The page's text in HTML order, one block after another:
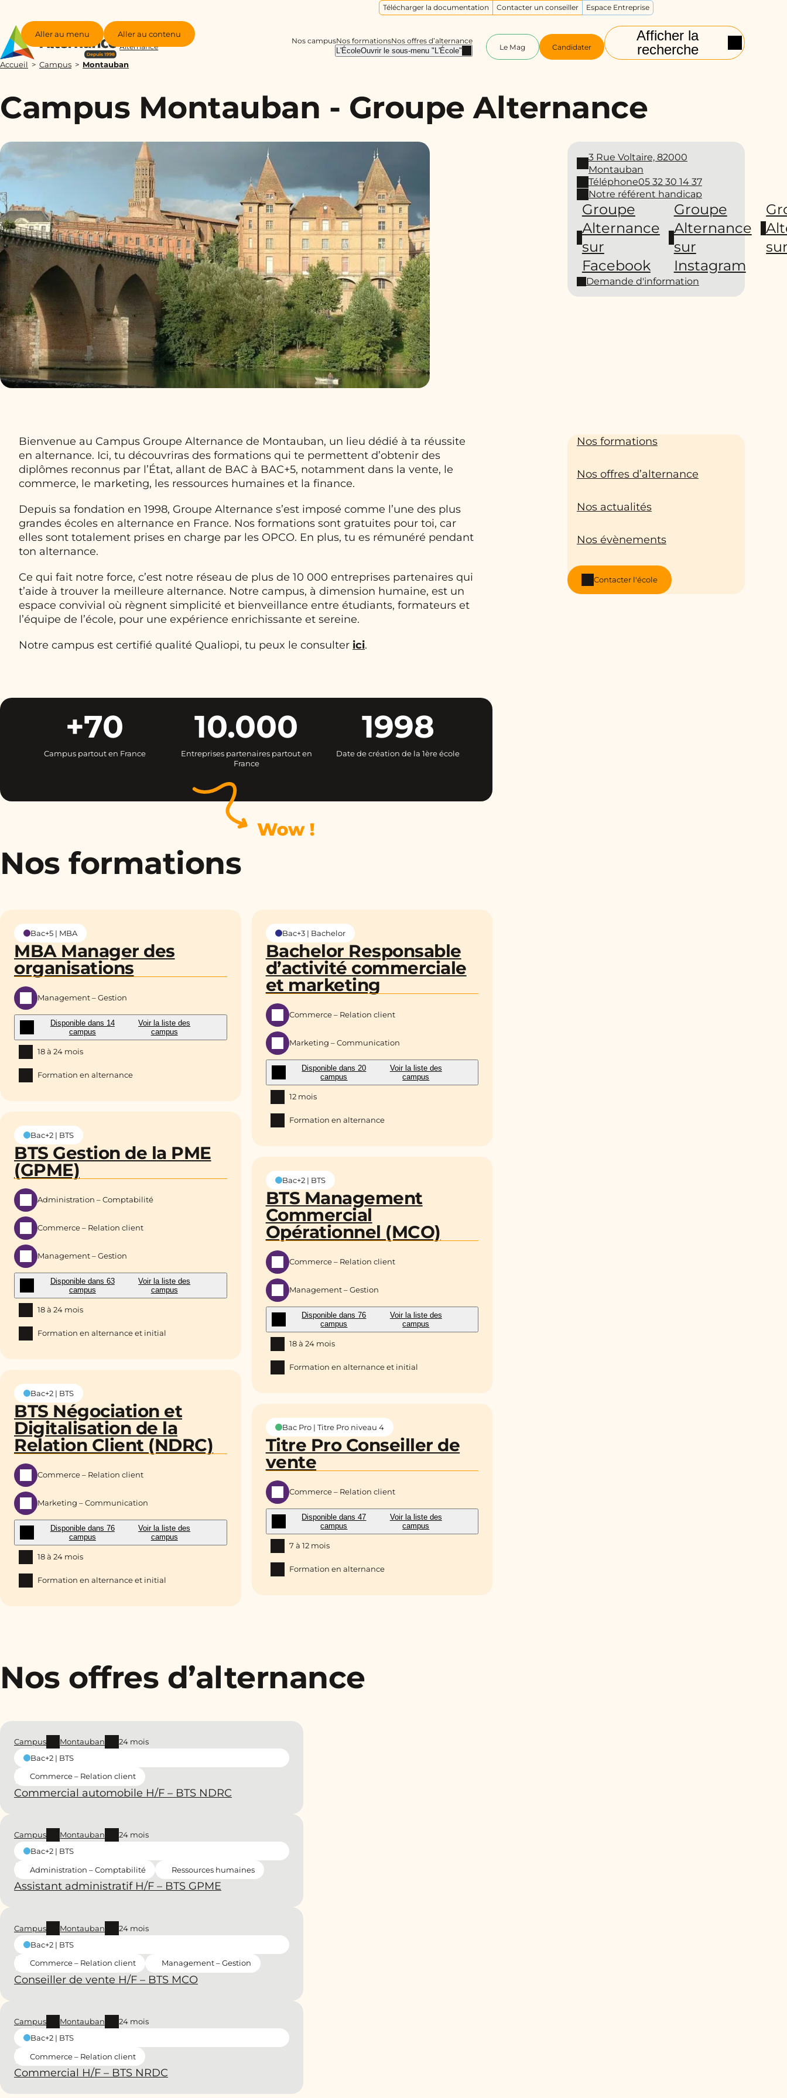
Aller au menu Aller au contenu
Groupe
Alternance
Afficher la
recherche
Nos campusNos formationsNos offres d’alternance
L'ÉcoleOuvrir le sous-menu "L'École" Le Mag Candidater
Télécharger la documentation Contacter un conseiller Espace Entreprise
Accueil Campus Montauban
Campus Montauban - Groupe Alternance
3 Rue Voltaire, 82000
Montauban
Téléphone05 32 30 14 37
Notre référent handicap
Groupe
Alternance
sur
Facebook
Groupe
Alternance
sur
Instagram
Demande d'information
Bienvenue au Campus Groupe Alternance de Montauban, un lieu dédié à ta réussite
en alternance. Ici, tu découvriras des formations qui te permettent d’obtenir des
diplômes reconnus par l’État, allant de BAC à BAC+5, notamment dans la vente, le
commerce, le marketing, les ressources humaines et la finance.
Depuis sa fondation en 1998, Groupe Alternance s’est imposé comme l’une des plus
grandes écoles en alternance en France. Nos formations sont gratuites pour toi, car
elles sont totalement prises en charge par les OPCO. En plus, tu es rémunéré pendant
ton alternance.
Ce qui fait notre force, c’est notre réseau de plus de 10 000 entreprises partenaires qui
t’aide à trouver la meilleure alternance. Notre campus, à dimension humaine, est un
espace convivial où règnent simplicité et bienveillance entre étudiants, formateurs et
l’équipe de l’école, pour une expérience enrichissante et sereine.
Notre campus est certifié qualité Qualiopi, tu peux le consulter ici.
+70
Campus partout en France
10.000
Entreprises partenaires partout en
France
1998
Date de création de la 1ère école
Nos formations
MBA Manager des
organisations
Bac+5 | MBA
Management – Gestion
Disponible dans 14
campus
Voir la liste des
campus
18 à 24 mois
Formation en alternance
Bachelor Responsable
d’activité commerciale
et marketing
Bac+3 | Bachelor
Commerce – Relation client
Marketing – Communication
Disponible dans 20
campus
Voir la liste des
campus
12 mois
Formation en alternance
BTS Gestion de la PME
(GPME)
Bac+2 | BTS
Administration – Comptabilité
Commerce – Relation client
Management – Gestion
Disponible dans 63
campus
Voir la liste des
campus
18 à 24 mois
Formation en alternance et initial
BTS Management
Commercial
Opérationnel (MCO)
Bac+2 | BTS
Commerce – Relation client
Management – Gestion
Disponible dans 76
campus
Voir la liste des
campus
18 à 24 mois
Formation en alternance et initial
BTS Négociation et
Digitalisation de la
Relation Client (NDRC)
Bac+2 | BTS
Commerce – Relation client
Marketing – Communication
Disponible dans 76
campus
Voir la liste des
campus
18 à 24 mois
Formation en alternance et initial
Titre Pro Conseiller de
vente
Bac Pro | Titre Pro niveau 4
Commerce – Relation client
Disponible dans 47
campus
Voir la liste des
campus
7 à 12 mois
Formation en alternance
Nos offres d’alternance
Commercial automobile H/F – BTS NDRC
Campus Montauban
24 mois
Bac+2 | BTS
Commerce – Relation client
Assistant administratif H/F – BTS GPME
Campus Montauban
24 mois
Bac+2 | BTS
Administration – Comptabilité
Ressources humaines
Conseiller de vente H/F – BTS MCO
Campus Montauban
24 mois
Bac+2 | BTS
Commerce – Relation client
Management – Gestion
Commercial H/F – BTS NRDC
Campus Montauban
24 mois
Bac+2 | BTS
Commerce – Relation client
Nos formations
Nos offres d’alternance
Nos actualités
Nos évènements
Contacter l'école